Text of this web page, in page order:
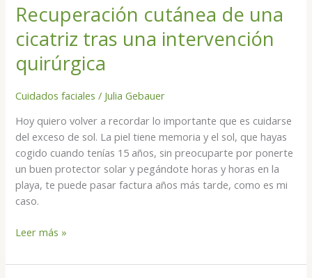
Recuperación cutánea de una
cicatriz tras una intervención
quirúrgica
Cuidados faciales / Julia Gebauer
Hoy quiero volver a recordar lo importante que es cuidarse
del exceso de sol. La piel tiene memoria y el sol, que hayas
cogido cuando tenías 15 años, sin preocuparte por ponerte
un buen protector solar y pegándote horas y horas en la
playa, te puede pasar factura años más tarde, como es mi
caso.
Recuperación
cutánea
de
una
cicatriz
tras
intervención
quirúrgica
Leer más »